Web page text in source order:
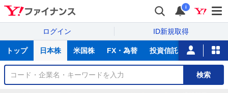
i
ログイン ID新規取得
サ
トップ 日本株 米国株 FX・為替 投資信託 ニュース
銘
検索